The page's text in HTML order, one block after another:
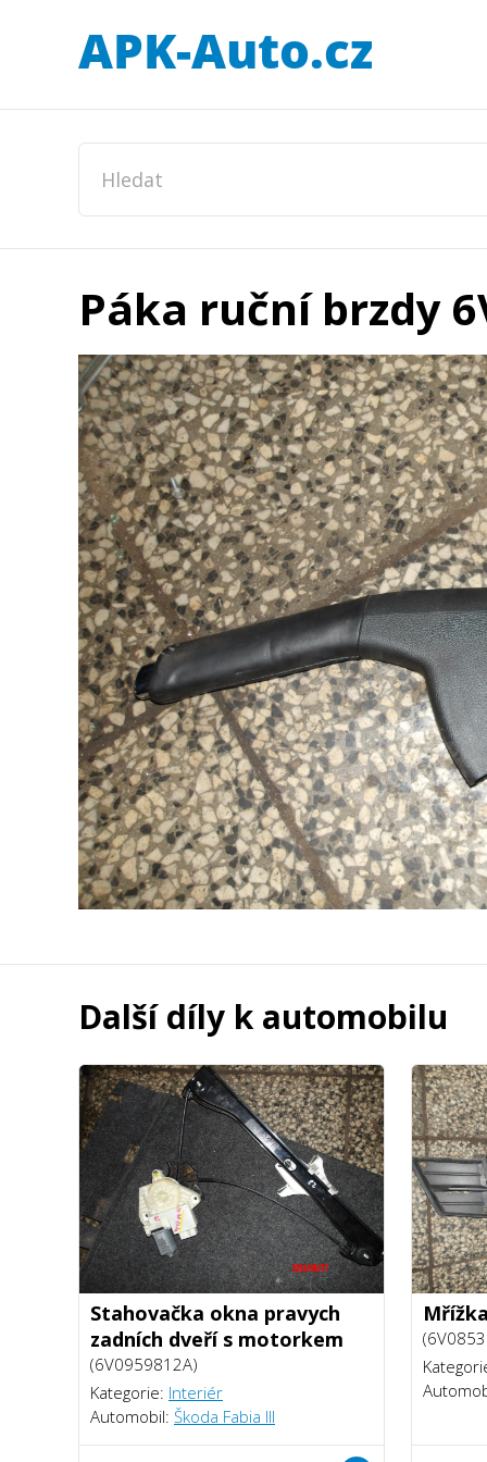
Páka ruční brzdy
Další díly k automobilu
Stahovačka okna pravych
zadních dveří s motorkem
(6V0959812A)
Kategorie: Interiér
Automobil: Škoda Fabia III